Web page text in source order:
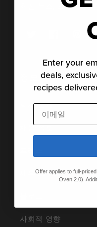
최신 뉴스, 스토리 및
회사 소개
채용 정보
제휴 프로그램
사회적 영향
Enter your
deals,
recipes
이메일
Offer applies to full-
Oven 2.0).